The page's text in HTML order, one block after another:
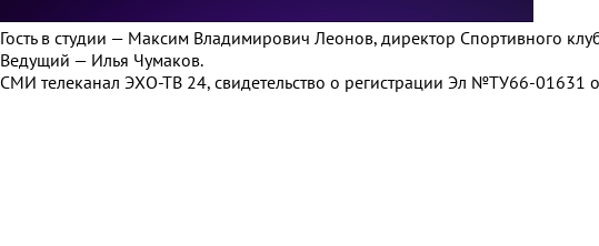
Гость в студии — Максим Владимирович Леонов, директор Спортивного
Ведущий — Илья Чумаков.
СМИ телеканал ЭХО-ТВ 24, свидетельство о регистрации Эл №ТУ66-01631